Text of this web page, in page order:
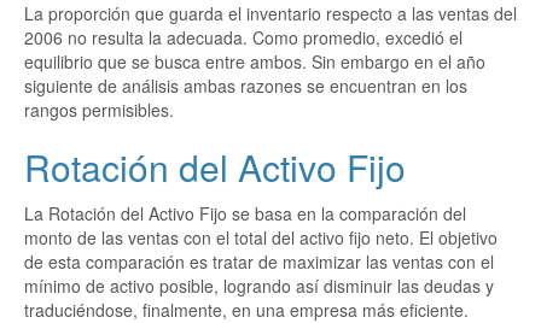
La proporción que guarda el inventario respecto a las ventas del
2006 no resulta la adecuada. Como promedio, excedió el
equilibrio que se busca entre ambos. Sin embargo en el año
siguiente de análisis ambas razones se encuentran en los
rangos permisibles.
Rotación del Activo Fijo
La Rotación del Activo Fijo se basa en la comparación del
monto de las ventas con el total del activo fijo neto. El objetivo
de esta comparación es tratar de maximizar las ventas con el
mínimo de activo posible, logrando así disminuir las deudas y
traduciéndose, finalmente, en una empresa más eficiente.